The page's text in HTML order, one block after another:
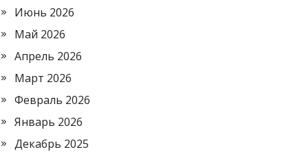
Июнь 2026
Май 2026
Апрель 2026
Март 2026
Февраль 2026
Январь 2026
Декабрь 2025